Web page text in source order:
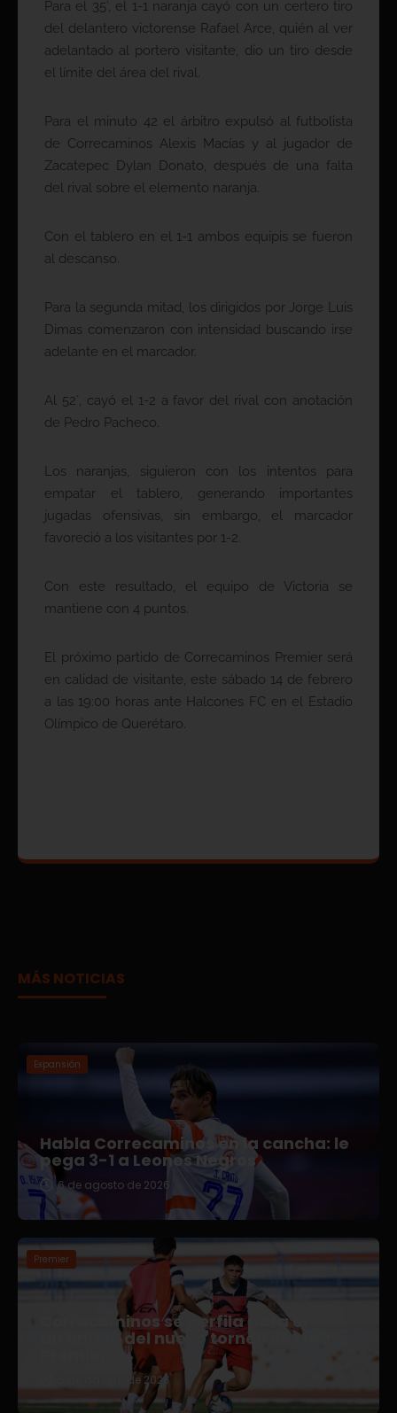
Para el 35’, el 1-1 naranja cayó con un certero tiro
del delantero victorense Rafael Arce, quién al ver
adelantado al portero visitante, dio un tiro desde
el límite del área del rival.
Para el minuto 42 el árbitro expulsó al futbolista
de Correcaminos Alexis Macías y al jugador de
Zacatepec Dylan Donato, después de una falta
del rival sobre el elemento naranja.
Con el tablero en el 1-1 ambos equipis se fueron
al descanso.
Para la segunda mitad, los dirigidos por Jorge Luis
Dimas comenzaron con intensidad buscando irse
adelante en el marcador.
Al 52´, cayó el 1-2 a favor del rival con anotación
de Pedro Pacheco.
Los naranjas, siguieron con los intentos para
empatar el tablero, generando importantes
jugadas ofensivas, sin embargo, el marcador
favoreció a los visitantes por 1-2.
Con este resultado, el equipo de Victoria se
mantiene con 4 puntos.
El próximo partido de Correcaminos Premier será
en calidad de visitante, este sábado 14 de febrero
a las 19:00 horas ante Halcones FC en el Estadio
Olímpico de Querétaro.
MÁS NOTICIAS
Expansión
Habla Correcaminos en la cancha: le
pega 3-1 a Leones Negros
6 de agosto de 2026
Premier
Correcaminos se perfila para el
arranque del nuevo torneo en Liga
5 de agosto de 2026